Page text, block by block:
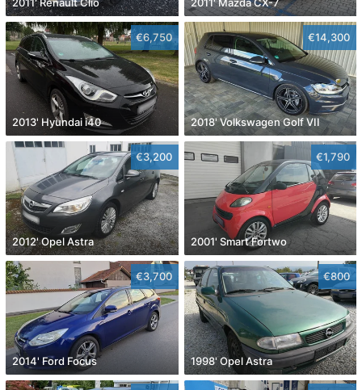
€6,750
2013' Hyundai i40
€14,300
2018' Volkswagen Golf VII
€3,200
2012' Opel Astra
€1,790
2001' Smart Fortwo
€3,700
2014' Ford Focus
€800
1998' Opel Astra